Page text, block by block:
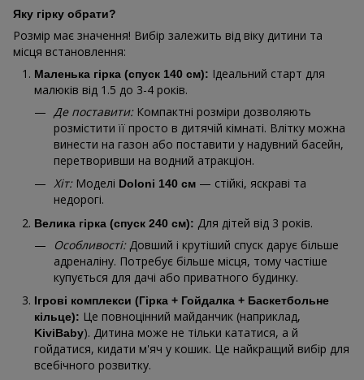
Яку гірку обрати?
Розмір має значення! Вибір залежить від віку дитини та
місця встановлення:
Маленька гірка (спуск 140 см): Ідеальний старт для
малюків від 1.5 до 3-4 років.
Де поставити:Компактні розміри дозволяють
розмістити її просто в дитячій кімнаті. Влітку можна
винести на газон або поставити у надувний басейн,
перетворивши на водний атракціон.
Хіт:Моделі Doloni 140 см — стійкі, яскраві та
недорогі.
Велика гірка (спуск 240 см): Для дітей від 3 років.
Особливості:Довший і крутіший спуск дарує більше
адреналіну. Потребує більше місця, тому частіше
купується для дачі або приватного будинку.
Ігрові комплекси (Гірка + Гойдалка + Баскетбольне
кільце): Це повноцінний майданчик (наприклад,
KiviBaby). Дитина може не тільки кататися, а й
гойдатися, кидати м'яч у кошик. Це найкращий вибір для
всебічного розвитку.